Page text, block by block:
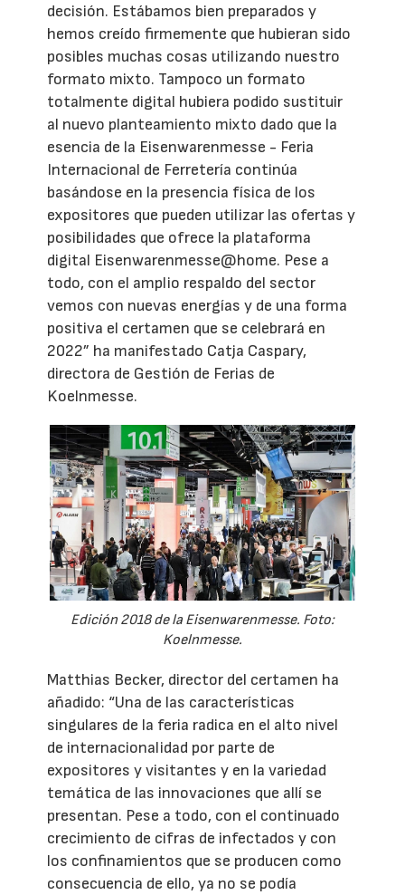
decisión. Estábamos bien preparados y
hemos creído firmemente que hubieran sido
posibles muchas cosas utilizando nuestro
formato mixto. Tampoco un formato
totalmente digital hubiera podido sustituir
al nuevo planteamiento mixto dado que la
esencia de la Eisenwarenmesse - Feria
Internacional de Ferretería continúa
basándose en la presencia física de los
expositores que pueden utilizar las ofertas y
posibilidades que ofrece la plataforma
digital Eisenwarenmesse@home. Pese a
todo, con el amplio respaldo del sector
vemos con nuevas energías y de una forma
positiva el certamen que se celebrará en
2022” ha manifestado Catja Caspary,
directora de Gestión de Ferias de
Koelnmesse.
Edición 2018 de la Eisenwarenmesse. Foto:
Koelnmesse.
Matthias Becker, director del certamen ha
añadido: “Una de las características
singulares de la feria radica en el alto nivel
de internacionalidad por parte de
expositores y visitantes y en la variedad
temática de las innovaciones que allí se
presentan. Pese a todo, con el continuado
crecimiento de cifras de infectados y con
los confinamientos que se producen como
consecuencia de ello, ya no se podía